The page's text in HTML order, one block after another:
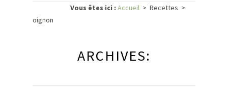
Vous êtes ici : Accueil >Recettes >
oignon
ARCHIVES: